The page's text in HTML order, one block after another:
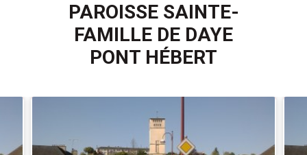
PAROISSE SAINTE-
FAMILLE DE DAYE
PONT HÉBERT